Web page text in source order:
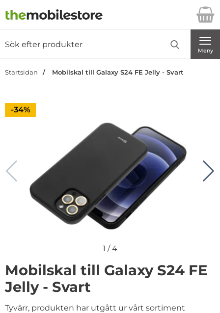
Startsidan för Danira Telecom AB
Meny
Startsidan Mobilskal till Galaxy S24 FE Jelly - Svart
Priset är nedsatt med
-34%
1 /4
Mobilskal till Galaxy S24 FE
Jelly - Svart
Tyvärr, produkten har utgått ur vårt sortiment